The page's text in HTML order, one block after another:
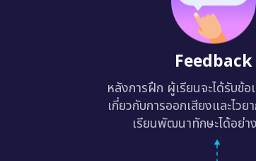
Feedback
หลังการฝึก ผู้เรียนจะได้รับข้
เกี่ยวกับการออกเสียงและไว
เรียนพัฒนาทักษะได้อย่า